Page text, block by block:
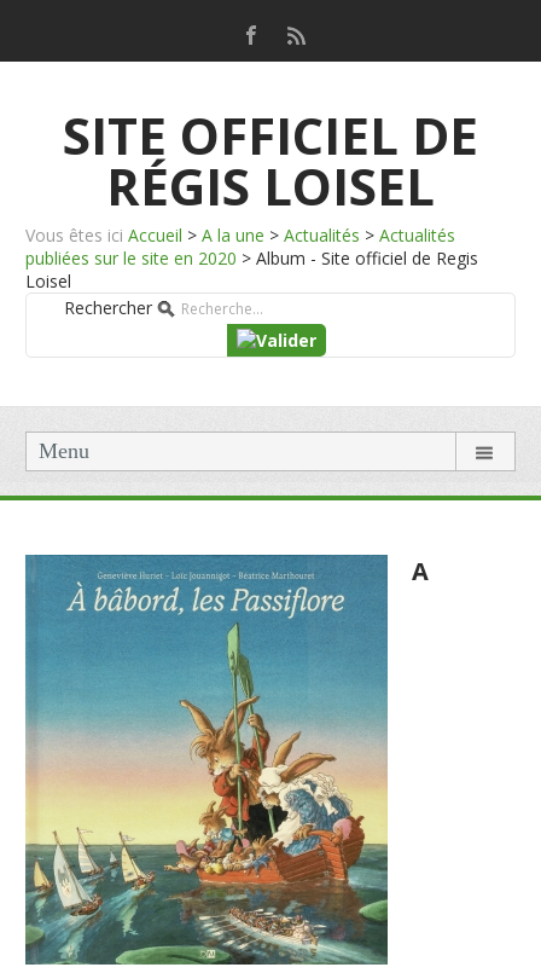
SITE OFFICIEL DE
RÉGIS LOISEL
Vous êtes ici Accueil > A la une > Actualités > Actualités
publiées sur le site en 2020 > Album - Site officiel de Regis
Loisel
Rechercher
Menu
A